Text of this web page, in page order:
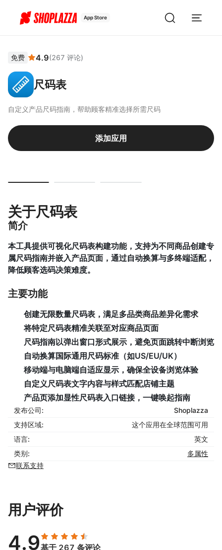
App Store
免费 4.9(267 评论)
尺码表
自定义产品尺码指南，帮助顾客精准选择所需尺码
添加应用
关于尺码表
简介
本工具提供可视化尺码表构建功能，支持为不同商品创建专
属尺码指南并嵌入产品页面，通过自动换算与多终端适配，
降低顾客选码决策难度。
主要功能
创建无限数量尺码表，满足多品类商品差异化需求
将特定尺码表精准关联至对应商品页面
尺码指南以弹出窗口形式展示，避免页面跳转中断浏览
自动换算国际通用尺码标准（如US/EU/UK）
移动端与电脑端自适应显示，确保全设备浏览体验
自定义尺码表文字内容与样式匹配店铺主题
产品页添加显性尺码表入口链接，一键唤起指南
发布公司:
Shoplazza
支持区域:
这个应用在全球范围可用
语言:
英文
类别:
多属性
联系支持
用户评价
4.9基于 267 条评论